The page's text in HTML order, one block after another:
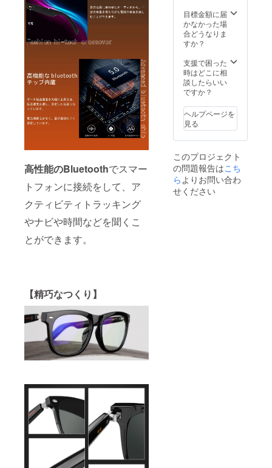
高性能のBluetoothでスマー
トフォンに接続をして、ア
クティビティトラッキング
やナビや時間などを聞くこ
とができます。
【精巧なつくり】
目標金額に届
かなかった場
合どうなりま
すか？
支援で困った
時はどこに相
談したらいい
ですか？
ヘルプページを
見る
このプロジェクト
の問題報告はこち
ら よりお問い合わ
せください